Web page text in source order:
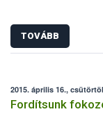
TOVÁBB
2015. április 16.,
Fordítsunk